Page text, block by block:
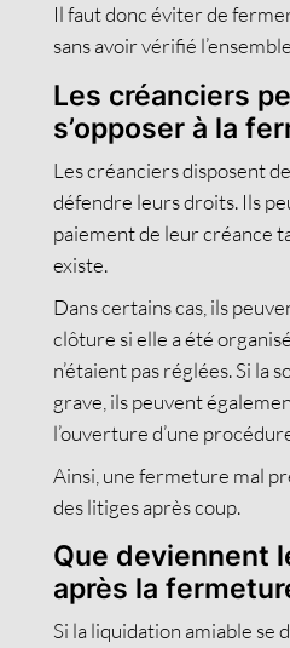
Il faut donc éviter de
sans avoir vérifié
Les créanciers
s’opposer à la
Les créanciers disposent
défendre leurs droits. Ils
paiement de leur créance
existe.
Dans certains cas, ils
clôture si elle a été
n’étaient pas réglées. Si la
grave, ils peuvent
l’ouverture d’une
Ainsi, une fermeture mal
des litiges après coup.
Que deviennent
après la
Si la liquidation amiable se